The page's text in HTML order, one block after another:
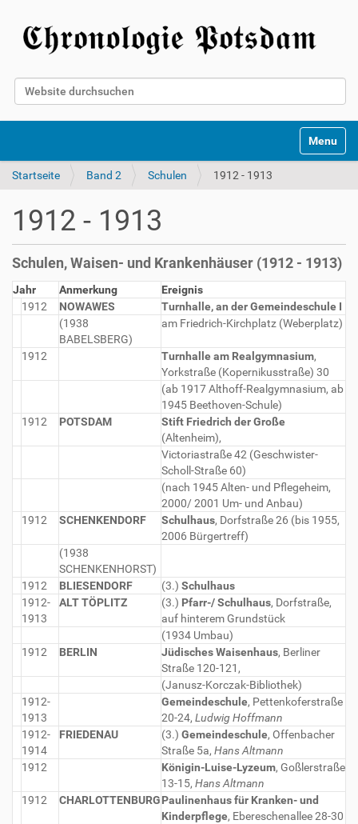
Website durchsuchen
Toggle
Startseite Band 2 Schulen 1912 - 1913
1912 - 1913
Schulen, Waisen- und Krankenhäuser (1912 - 1913)
Jahr Anmerkung
Ereignis
1912
NOWAWES
Turnhalle, an der Gemeindeschule I
(1938
BABELSBERG)
am Friedrich-Kirchplatz (Weberplatz)
1912 Turnhalle am Realgymnasium,
Yorkstraße (Kopernikusstraße) 30
(ab 1917 Althoff-Realgymnasium, ab
1945 Beethoven-Schule)
1912
POTSDAM
Stift Friedrich der Große
(Altenheim),
Victoriastraße 42 (Geschwister-
Scholl-Straße 60)
(nach 1945 Alten- und Pflegeheim,
2000/ 2001 Um- und Anbau)
1912
SCHENKENDORF Schulhaus, Dorfstraße 26 (bis 1955,
2006 Bürgertreff)
(1938
SCHENKENHORST)
1912
BLIESENDORF (3.) Schulhaus
1912-
1913
ALT TÖPLITZ (3.) Pfarr-/ Schulhaus, Dorfstraße,
auf hinterem Grundstück
(1934 Umbau)
1912
BERLIN Jüdisches Waisenhaus, Berliner
Straße 120-121,
(Janusz-Korczak-Bibliothek)
1912-
1913
Gemeindeschule, Pettenkoferstraße
20-24, Ludwig Hoffmann
1912-
1914
FRIEDENAU (3.) Gemeindeschule, Offenbacher
Straße 5a, Hans Altmann
1912
Königin-Luise-Lyzeum, Goßlerstraße
13-15, Hans Altmann
1912
CHARLOTTENBURGPaulinenhaus für Kranken- und
Kinderpflege, Ebereschenallee 28-30